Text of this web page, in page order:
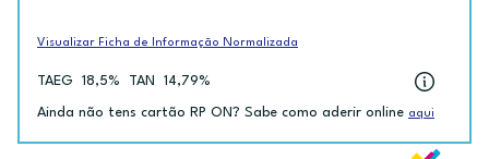
Visualizar Ficha de Informação Normalizada
TAEG 18,5% TAN 14,79%
Ainda não tens cartão RP ON? Sabe como aderir online aqui